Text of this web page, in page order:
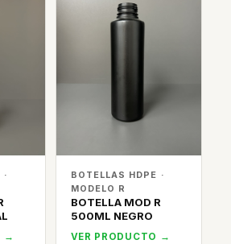
→
BOTELLAS HDPE ·
MODELO R
BOTELLA MOD R
500ML NEGRO
VER PRODUCTO →